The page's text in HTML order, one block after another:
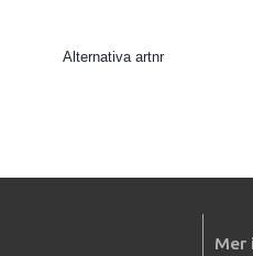
Alternativa artnr
Mer